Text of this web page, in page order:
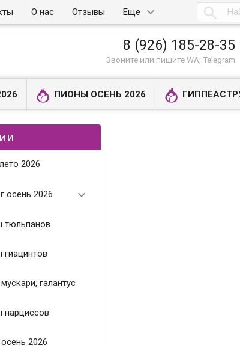
О нас Отзывы Еще 
8 (926) 185-28-35
Звоните или пишите WA, Telegram
ПИОНЫ ОСЕНЬ 2026
2026
осень 2026 
тюльпанов
галантус
нарциссов
2026